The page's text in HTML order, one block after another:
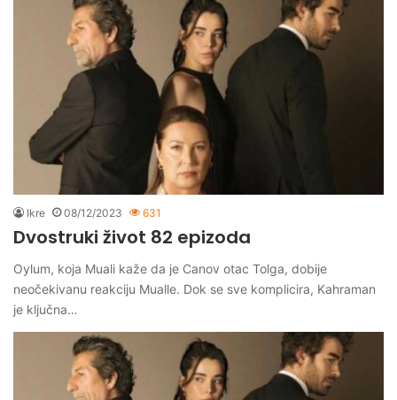
Ikre 08/12/2023 631
Dvostruki život 82 epizoda
Oylum, koja Muali kaže da je Canov otac Tolga, dobije
neočekivanu reakciju Mualle. Dok se sve komplicira, Kahraman
je ključna…